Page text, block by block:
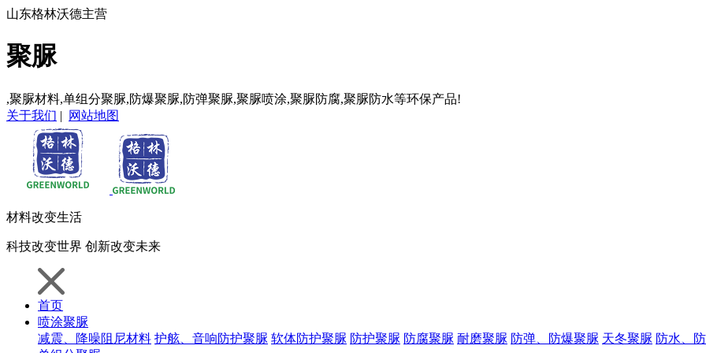
山东格林沃德主营
聚脲
,聚脲材料,单组分聚脲,防爆聚脲,防弹聚脲,聚脲喷涂,聚脲防腐,聚脲防水等环保产品!
关于我们 | 网站地图
材料改变生活
科技改变世界 创新改变未来
首页
喷涂聚脲
减震、降噪阻尼材料 护舷、音响防护聚脲 软体防护聚脲 防护聚脲 防腐聚脲 耐磨聚脲 防弹、防爆聚脲 天冬聚脲 防水、